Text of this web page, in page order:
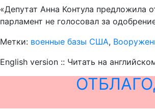
«Депутат Анна Контула предложила
парламент не голосовал за
Метки: военные базы США,
English version :: Читать на